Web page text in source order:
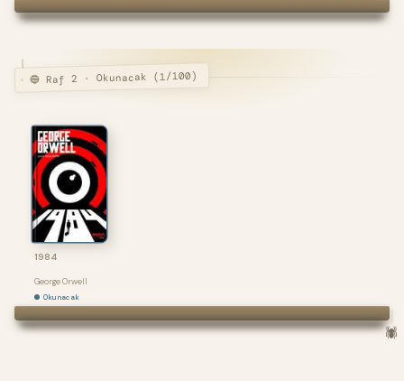
🕷️
🔵 Raf 2 · Okunacak (1/100)
1984
George Orwell
Okunacak